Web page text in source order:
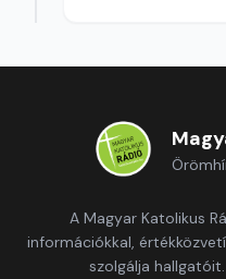
A Magyar Katolikus
információkkal,
szolgálja